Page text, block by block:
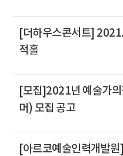
[더하우스콘서트]
적홀
[모집]2021년 예술가의
머) 모집 공고
[아르코예술인력개발